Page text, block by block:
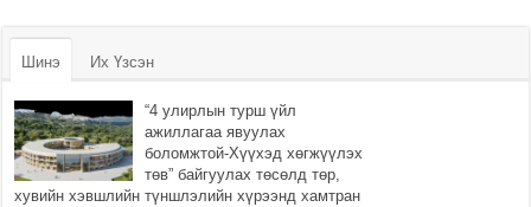
Шинэ Их Үзсэн
“4 улирлын турш үйл
ажиллагаа явуулах
боломжтой-Хүүхэд хөгжүүлэх
төв” байгуулах төсөлд төр,
хувийн хэвшлийн түншлэлийн хүрээнд хамтран